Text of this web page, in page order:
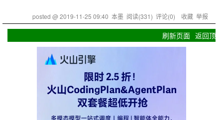
posted @2019-11-25 09:40 本墨 阅读(331) 评论(0) 收藏 举报
刷新页面 返回顶部